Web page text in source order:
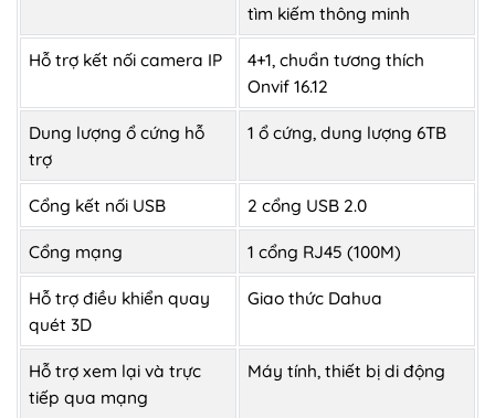
tìm kiếm thông minh
Hỗ trợ kết nối camera IP
4+1, chuẩn tương thích
Onvif 16.12
Dung lượng ổ cứng hỗ
trợ
1 ổ cứng, dung lượng 6TB
Cổng kết nối USB 2 cổng USB 2.0
Cổng mạng 1 cổng RJ45 (100M)
Hỗ trợ điều khiển quay
quét 3D
Giao thức Dahua
Hỗ trợ xem lại và trực
tiếp qua mạng
Máy tính, thiết bị di động